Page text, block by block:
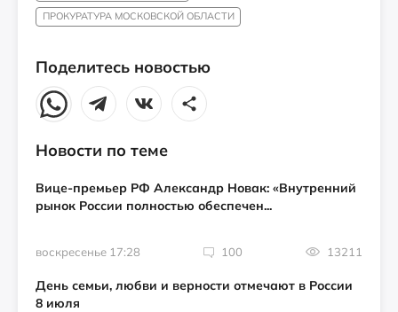
ПРОКУРАТУРА МОСКОВСКОЙ ОБЛАСТИ
Поделитесь новостью
Новости по теме
Вице-премьер РФ Александр Новак: «Внутренний
рынок России полностью обеспечен...
воскресенье 17:28 100 13211
День семьи, любви и верности отмечают в России
8 июля